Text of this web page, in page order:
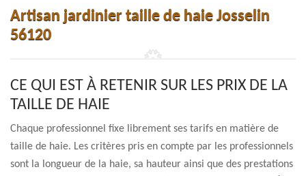
Artisan jardinier taille de haie Josselin
56120
CE QUI EST À RETENIR SUR LES PRIX DE LA
TAILLE DE HAIE
Chaque professionnel fixe librement ses tarifs en matière de
taille de haie. Les critères pris en compte par les professionnels
sont la longueur de la haie, sa hauteur ainsi que des prestations